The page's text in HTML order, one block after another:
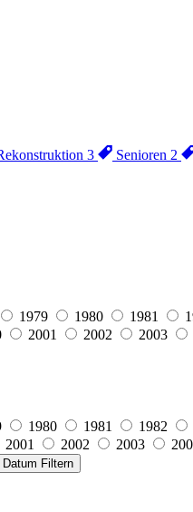
3 Senioren 2
1979 1980 1981
2001 2002 2003
1980 1981 1982
2001 2002 2003
Datum Filtern